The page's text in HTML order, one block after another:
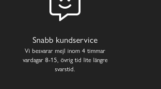
Snabb kundservice
Vi besvarar mejl inom 4 timmar
vardagar 8-15, övrig tid lite längre
svarstid.